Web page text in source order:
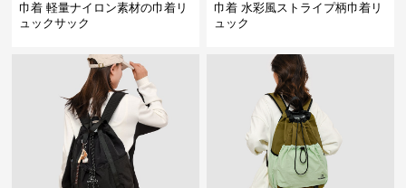
巾着 軽量ナイロン素材の巾着リ
ュックサック
巾着 水彩風ストライプ柄巾着リ
ュック